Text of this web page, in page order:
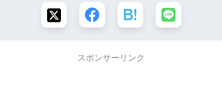
スポンサーリンク